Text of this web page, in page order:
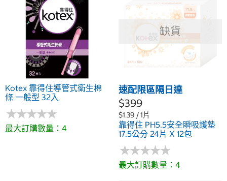
Kotex 靠得住導管式衛生棉
條 一般型 32入
★★★★★
★★★★★
最大訂購數量：4
缺貨
速配限區隔日達
$399
$1.39 / 1片
靠得住 PH5.5安全瞬吸護墊
17.5公分 24片 X 12包
★★★★★
★★★★★
最大訂購數量：4